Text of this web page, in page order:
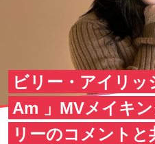
ビリー・アイリ
Am 」MVメイキ
リーのコメントと